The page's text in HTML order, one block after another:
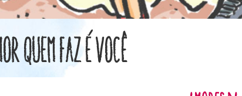
quem faz é você